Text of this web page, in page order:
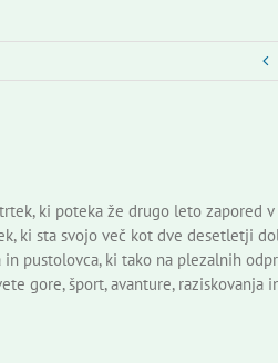
ki poteka že drugo leto zapored v
ki sta svojo več kot dve desetletji
pustolovca, ki tako na plezalnih
gore, šport, avanture, raziskovanja